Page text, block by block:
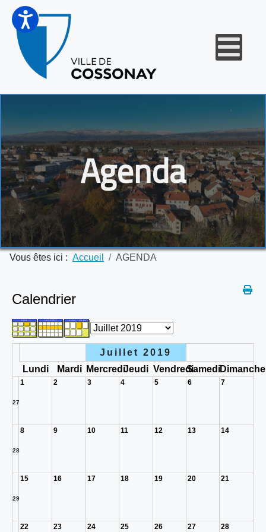
Agenda
Vous êtes ici : Accueil AGENDA
Calendrier
Juillet 2019
Lundi
Mardi MercrediJeudi VendrediSamediDimanche
27
1 2 3 4 5 6 7
28
8 9 10 11 12 13 14
29
15 16 17 18 19 20 21
22 23 24 25 26 27 28